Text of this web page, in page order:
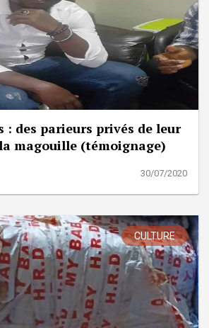
: des parieurs privés de leur
magouille (témoignage)
30/07/2020
CULTURE